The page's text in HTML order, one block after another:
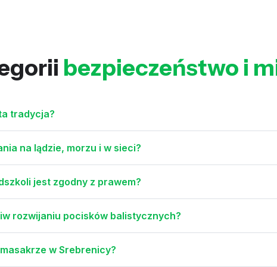
bezpieczeństwo i
tradycja?
na lądzie, morzu i w sieci?
jest zgodny z prawem?
rozwijaniu pocisków balistycznych?
masakrze w Srebrenicy?